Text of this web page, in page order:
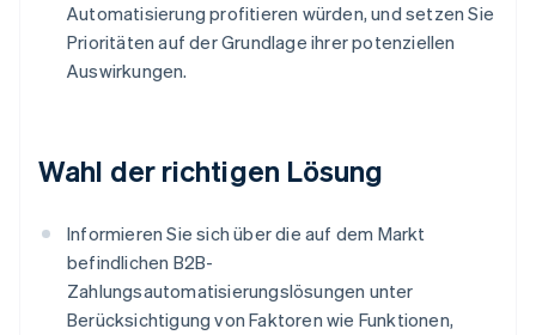
Automatisierung profitieren würden, und setzen Sie
Prioritäten auf der Grundlage ihrer potenziellen
Auswirkungen.
Wahl der richtigen Lösung
Informieren Sie sich über die auf dem Markt
befindlichen B2B-
Zahlungsautomatisierungslösungen unter
Berücksichtigung von Faktoren wie Funktionen,